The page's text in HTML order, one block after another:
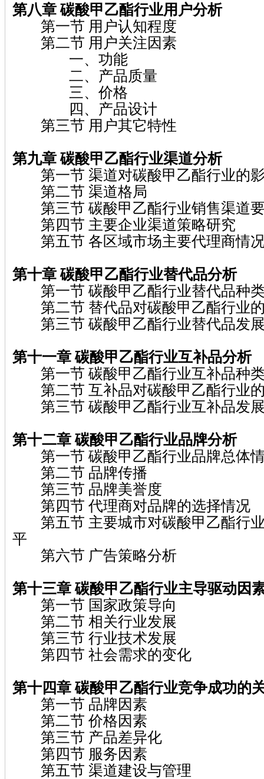
第八章 碳酸甲乙酯行业用户分析
第一节 用户认知程度
第二节 用户关注因素
一、功能
二、产品质量
三、价格
四、产品设计
第三节 用户其它特性
第九章 碳酸甲乙酯行业渠道分析
第一节 渠道对碳酸甲乙酯行业的
第二节 渠道格局
第三节 碳酸甲乙酯行业销售渠道
第四节 主要企业渠道策略研究
第五节 各区域市场主要代理商情
第十章 碳酸甲乙酯行业替代品分析
第一节 碳酸甲乙酯行业替代品种
第二节 替代品对碳酸甲乙酯行业
第三节 碳酸甲乙酯行业替代品发
第十一章 碳酸甲乙酯行业互补品分析
第一节 碳酸甲乙酯行业互补品种
第二节 互补品对碳酸甲乙酯行业
第三节 碳酸甲乙酯行业互补品发
第十二章 碳酸甲乙酯行业品牌分析
第一节 碳酸甲乙酯行业品牌总体
第二节 品牌传播
第三节 品牌美誉度
第四节 代理商对品牌的选择情况
第五节 主要城市对碳酸甲乙酯行
平
第六节 广告策略分析
第十三章 碳酸甲乙酯行业主导驱动因
第一节 国家政策导向
第二节 相关行业发展
第三节 行业技术发展
第四节 社会需求的变化
第十四章 碳酸甲乙酯行业竞争成功的
第一节 品牌因素
第二节 价格因素
第三节 产品差异化
第四节 服务因素
第五节 渠道建设与管理